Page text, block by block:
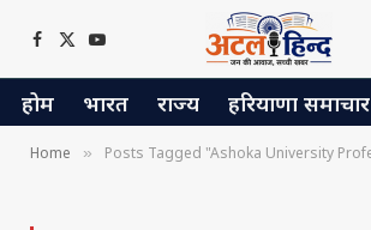
Facebook
X
(Twitter)
YouTube
होम भारत राज्य हरियाणा समाचार
Home » Posts Tagged "Ashoka University